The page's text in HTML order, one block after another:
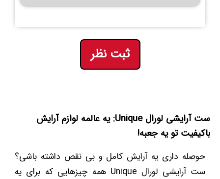
ثبت نظر
ست آرایشی لورال Unique: یه عالمه لوازم آرایش
باکیفیت تو یه جعبه!
حوصله داری یه آرایش کامل و بی نقص داشته باشی؟
ست آرایشی لورال Unique همه چیزهایی که برای یه